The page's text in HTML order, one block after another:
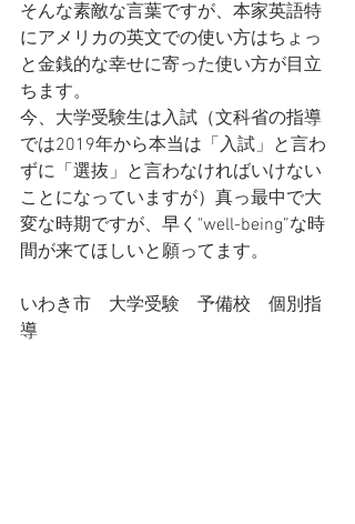
そんな素敵な言葉ですが、本家英語特
にアメリカの英文での使い方はちょっ
と金銭的な幸せに寄った使い方が目立
ちます。
今、大学受験生は入試（文科省の指導
では2019年から本当は「入試」と言わ
ずに「選抜」と言わなければいけない
ことになっていますが）真っ最中で大
変な時期ですが、早く"well-being”な時
間が来てほしいと願ってます。
いわき市　大学受験　予備校　個別指
導